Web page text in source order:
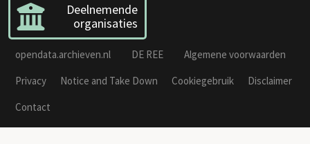
Deelnemende
organisaties
opendata.archieven.nl DE REE
Algemene voorwaarden
Privacy
Notice and Take Down Cookiegebruik
Disclaimer
Contact